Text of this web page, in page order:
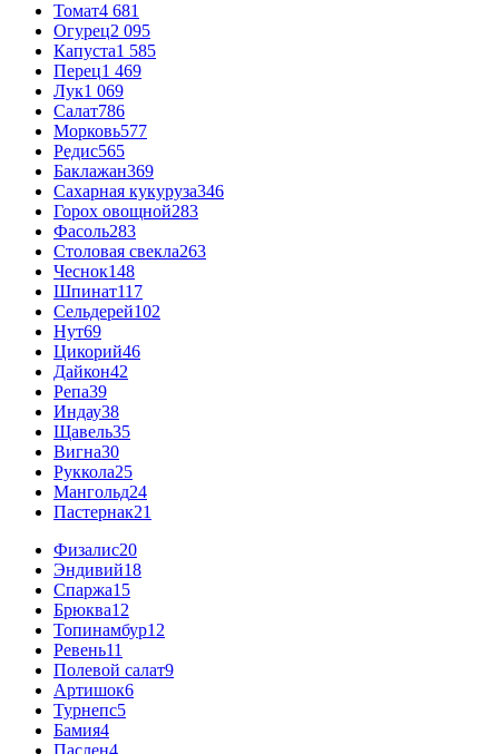
Томат4 681
Огурец2 095
Капуста1 585
Перец1 469
Лук1 069
Салат786
Морковь577
Редис565
Баклажан369
Сахарная кукуруза346
Горох овощной283
Фасоль283
Столовая свекла263
Чеснок148
Шпинат117
Сельдерей102
Нут69
Цикорий46
Дайкон42
Репа39
Индау38
Щавель35
Вигна30
Руккола25
Мангольд24
Пастернак21
Физалис20
Эндивий18
Спаржа15
Брюква12
Топинамбур12
Ревень11
Полевой салат9
Артишок6
Турнепс5
Бамия4